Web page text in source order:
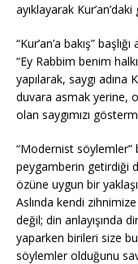
ayıklayarak
“Kur’an’a bakış”
“Ey Rabbim benim
yapılarak, saygı adına
duvara asmak yerine,
olan saygımızı
“Modernist söylemler”
peygamberin getirdiği
özüne uygun bir
Aslında kendi
değil; din anlayışında
yaparken birileri size
söylemler olduğunu